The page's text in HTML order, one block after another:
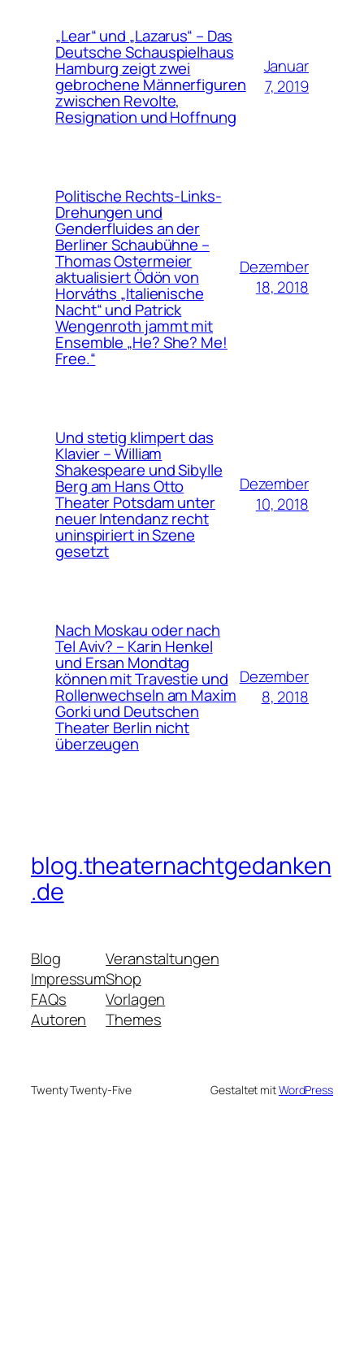
„Lear“ und „Lazarus“ – Das
Deutsche Schauspielhaus
Hamburg zeigt zwei
gebrochene Männerfiguren
zwischen Revolte,
Resignation und Hoffnung
Januar
7, 2019
Politische Rechts-Links-
Drehungen und
Genderfluides an der
Berliner Schaubühne –
Thomas Ostermeier
aktualisiert Ödön von
Horváths „Italienische
Nacht“ und Patrick
Wengenroth jammt mit
Ensemble „He? She? Me!
Free.“
Dezember
18, 2018
Und stetig klimpert das
Klavier – William
Shakespeare und Sibylle
Berg am Hans Otto
Theater Potsdam unter
neuer Intendanz recht
uninspiriert in Szene
gesetzt
Dezember
10, 2018
Nach Moskau oder nach
Tel Aviv? – Karin Henkel
und Ersan Mondtag
können mit Travestie und
Rollenwechseln am Maxim
Gorki und Deutschen
Theater Berlin nicht
überzeugen
Dezember
8, 2018
blog.theaternachtgedanken
.de
Blog
Impressum
FAQs
Autoren
Veranstaltungen
Shop
Vorlagen
Themes
Twenty Twenty-Five Gestaltet mitWordPress